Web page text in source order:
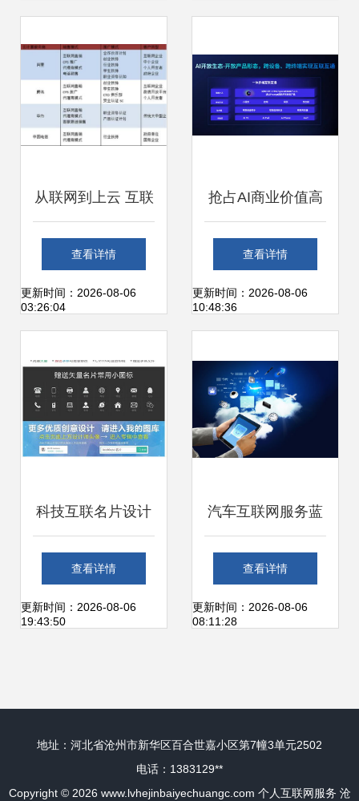
要求》在个人互联
网服务中的应用与
从联网到上云 互联
网与云计算的交织
现象探析
查看详情
更新时间：2026-08-06
03:26:04
抢占AI商业价值高
地 联想天禧AI生态
开发者沙龙厦门站
人互联网服务新机
遇
查看详情
更新时间：2026-08-06
10:48:36
科技互联名片设计
打造专业个人形
象，赋能商业服务
查看详情
更新时间：2026-08-06
19:43:50
汽车互联网服务蓝
海下的盈利困境 为
何世界那么大，赚
查看详情
更新时间：2026-08-06
08:11:28
地址：河北省沧州市新华区百合世嘉小区第7幢3单元2502
电话：1383129**
Copyright © 2026 www.lvhejinbaiyechuangc.com 个人互联网服务 沧